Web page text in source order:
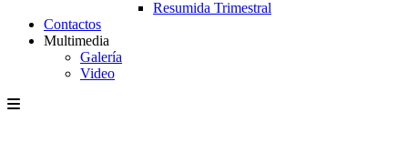
Resumida Trimestral
Contactos
Multimedia
Galería
Video